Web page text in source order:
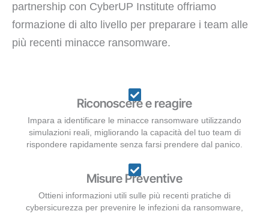
partnership con CyberUP Institute offriamo
formazione di alto livello per preparare i team alle
più recenti minacce ransomware.
Riconoscere e reagire
Impara a identificare le minacce ransomware utilizzando
simulazioni reali, migliorando la capacità del tuo team di
rispondere rapidamente senza farsi prendere dal panico.
Misure Preventive
Ottieni informazioni utili sulle più recenti pratiche di
cybersicurezza per prevenire le infezioni da ransomware,